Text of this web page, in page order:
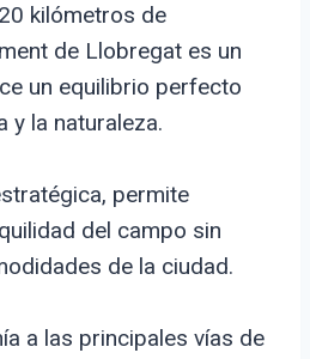
kilómetros de
de Llobregat es un
un equilibrio perfecto
y la naturaleza.
permite
del campo sin
de la ciudad.
a las principales vías de